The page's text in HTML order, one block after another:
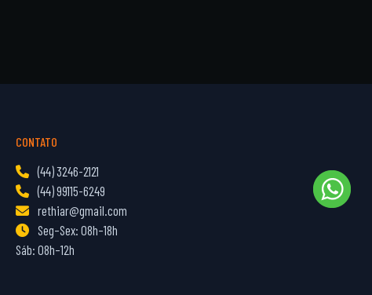
CONTATO
(44) 3246-2121
(44) 99115-6249
rethiar@gmail.com
Seg–Sex: 08h–18h
Sáb: 08h–12h